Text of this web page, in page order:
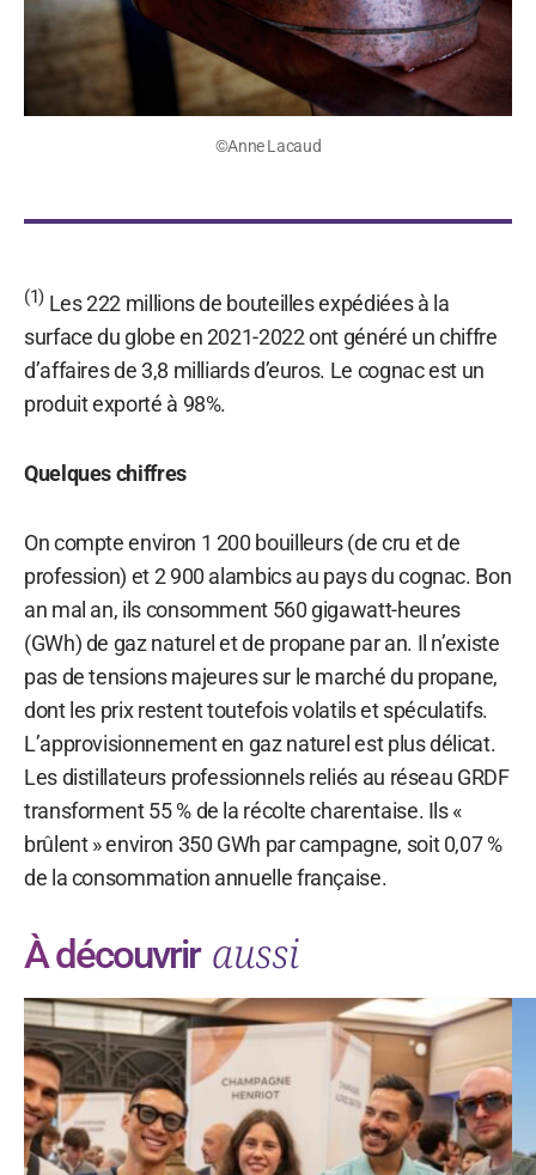
©Anne Lacaud
(1)Les 222 millions de bouteilles expédiées à la
surface du globe en 2021-2022 ont généré un chiffre
d’affaires de 3,8 milliards d’euros. Le cognac est un
produit exporté à 98%.
Quelques chiffres
On compte environ 1 200 bouilleurs (de cru et de
profession) et 2 900 alambics au pays du cognac. Bon
an mal an, ils consomment 560 gigawatt-heures
(GWh) de gaz naturel et de propane par an. Il n’existe
pas de tensions majeures sur le marché du propane,
dont les prix restent toutefois volatils et spéculatifs.
L’approvisionnement en gaz naturel est plus délicat.
Les distillateurs professionnels reliés au réseau GRDF
transforment 55 % de la récolte charentaise. Ils «
brûlent » environ 350 GWh par campagne, soit 0,07 %
de la consommation annuelle française.
À découvrir aussi